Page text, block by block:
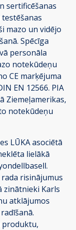
sertificēšanas
mazo un vidējo
Spēcīga
personāla
notekūdeņu
CE marķējuma
EN 12566. PIA
Ziemeļamerikas,
notekūdeņu
LŪKA asociētā
lielākā
risinājumus
zinātnieki Karls
atklājumos
produktu,